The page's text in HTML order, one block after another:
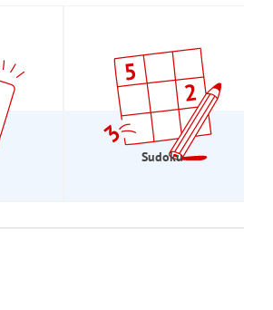
Sudoku